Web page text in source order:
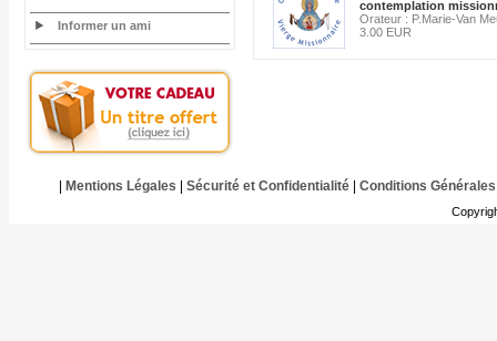
Informer un ami
contemplation
Orateur : P.Marie-Van
3.00 EUR
Mentions Légales Sécurité et Confidentialité| Conditions Générales